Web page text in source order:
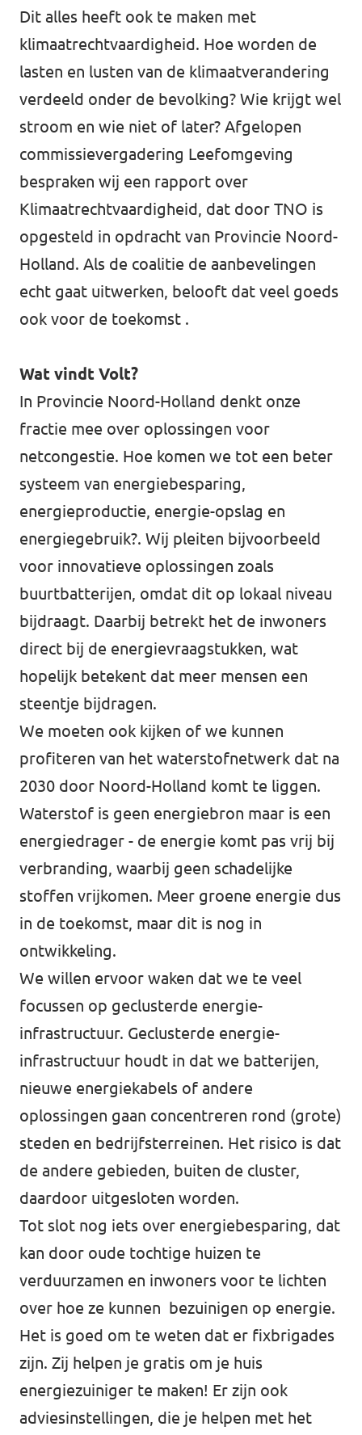
Dit alles heeft ook te maken met
klimaatrechtvaardigheid. Hoe worden de
lasten en lusten van de klimaatverandering
verdeeld onder de bevolking? Wie krijgt wel
stroom en wie niet of later? Afgelopen
commissievergadering Leefomgeving
bespraken wij een rapport over
Klimaatrechtvaardigheid, dat door TNO is
opgesteld in opdracht van Provincie Noord-
Holland. Als de coalitie de aanbevelingen
echt gaat uitwerken, belooft dat veel goeds
ook voor de toekomst .
Wat vindt Volt?
In Provincie Noord-Holland denkt onze
fractie mee over oplossingen voor
netcongestie. Hoe komen we tot een beter
systeem van energiebesparing,
energieproductie, energie-opslag en
energiegebruik?. Wij pleiten bijvoorbeeld
voor innovatieve oplossingen zoals
buurtbatterijen, omdat dit op lokaal niveau
bijdraagt. Daarbij betrekt het de inwoners
direct bij de energievraagstukken, wat
hopelijk betekent dat meer mensen een
steentje bijdragen.
We moeten ook kijken of we kunnen
profiteren van het waterstofnetwerk dat na
2030 door Noord-Holland komt te liggen.
Waterstof is geen energiebron maar is een
energiedrager - de energie komt pas vrij bij
verbranding, waarbij geen schadelijke
stoffen vrijkomen. Meer groene energie dus
in de toekomst, maar dit is nog in
ontwikkeling.
We willen ervoor waken dat we te veel
focussen op geclusterde energie-
infrastructuur. Geclusterde energie-
infrastructuur houdt in dat we batterijen,
nieuwe energiekabels of andere
oplossingen gaan concentreren rond (grote)
steden en bedrijfsterreinen. Het risico is dat
de andere gebieden, buiten de cluster,
daardoor uitgesloten worden.
Tot slot nog iets over energiebesparing, dat
kan door oude tochtige huizen te
verduurzamen en inwoners voor te lichten
over hoe ze kunnen bezuinigen op energie.
Het is goed om te weten dat er fixbrigades
zijn. Zij helpen je gratis om je huis
energiezuiniger te maken! Er zijn ook
adviesinstellingen, die je helpen met het